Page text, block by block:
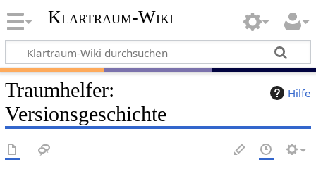
Klartraum-Wiki
Hilfe
Traumhelfer:
Versionsgeschichte